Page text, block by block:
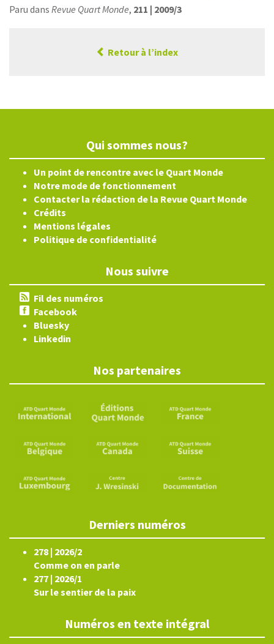
Paru dans Revue Quart Monde, 211 | 2009/3
Retour à l’index
Qui sommes nous?
Un point de rencontre avec le Quart Monde
Notre mode de fonctionnement
Contacter la rédaction de la Revue Quart Monde
Crédits
Mentions légales
Politique de confidentialité
Nous suivre
Fil des numéros
Facebook
Bluesky
Linkedin
Nos partenaires
Derniers numéros
278 | 2026/2
Comme on en parle
277 | 2026/1
Sur le sentier de la paix
Numéros en texte intégral